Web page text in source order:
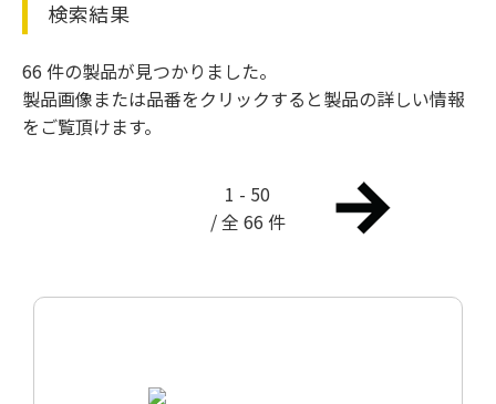
検索結果
66 件の製品が見つかりました。
製品画像または品番をクリックすると製品の詳しい情報
をご覧頂けます。
1 - 50
/ 全 66 件